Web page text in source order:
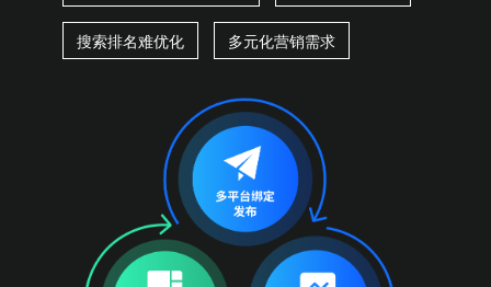
搜索排名难优化 多元化营销需求